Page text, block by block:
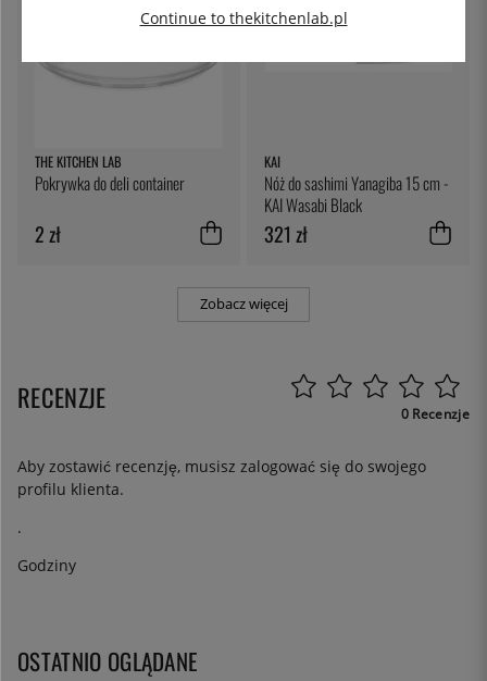
THE KITCHEN LAB
Pokrywka do deli container
2 zł
KAI
Nóż do sashimi Yanagiba 15 cm -
KAI Wasabi Black
321 zł
Zobacz więcej
RECENZJE 0 Recenzje
Aby zostawić recenzję, musisz zalogować się do swojego
profilu klienta.
.
Godziny
OSTATNIO OGLĄDANE
Continue to thekitchenlab.pl